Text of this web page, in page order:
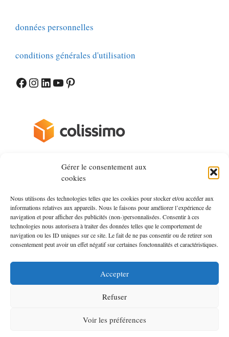
Gérer le consentement aux
cookies
Nous utilisons des technologies telles que les cookies pour stocker et/ou accéder aux
informations relatives aux appareils. Nous le faisons pour améliorer l’expérience de
navigation et pour afficher des publicités (non-)personnalisées. Consentir à ces
technologies nous autorisera à traiter des données telles que le comportement de
navigation ou les ID uniques sur ce site. Le fait de ne pas consentir ou de retirer son
consentement peut avoir un effet négatif sur certaines fonctonnalités et caractéristiques.
Accepter
Refuser
Voir les préférences
données personnelles
conditions générales d'utilisation
Facebook
Instagram
LinkedIn
YouTube
Pinterest
Mers&Bateaux, le magazine nautique
Côtes&Mers, le magazine du littoral
Ronan Yhuel | Immatriculation au R.C.S de Quimper 512 569